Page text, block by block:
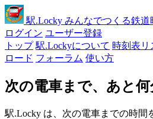
駅.Locky みんなでつくる鉄道
ログイン ユーザー登録
トップ 駅.Lockyについて 時刻表リ
ロード フォーラム 使い方
次の電車まで、あと何
駅.Locky は、次の電車までの時間